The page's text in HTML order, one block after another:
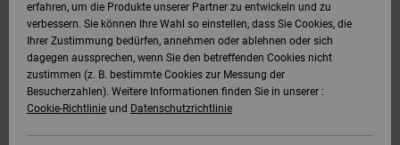
erfahren, um die Produkte unserer Partner zu entwickeln und zu
verbessern. Sie können Ihre Wahl so einstellen, dass Sie Cookies, die
Ihrer Zustimmung bedürfen, annehmen oder ablehnen oder sich
dagegen aussprechen, wenn Sie den betreffenden Cookies nicht
zustimmen (z. B. bestimmte Cookies zur Messung der
Besucherzahlen). Weitere Informationen finden Sie in unserer :
Cookie-Richtlinie und Datenschutzrichtlinie